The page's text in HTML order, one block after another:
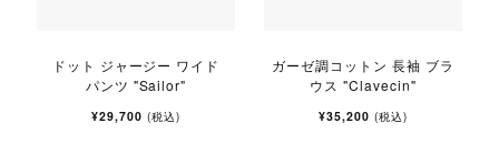
ドット ジャージー ワイド
パンツ "Sailor"
¥29,700 (税込)
ガーゼ調コットン 長袖 ブラ
ウス "Clavecin"
¥35,200 (税込)